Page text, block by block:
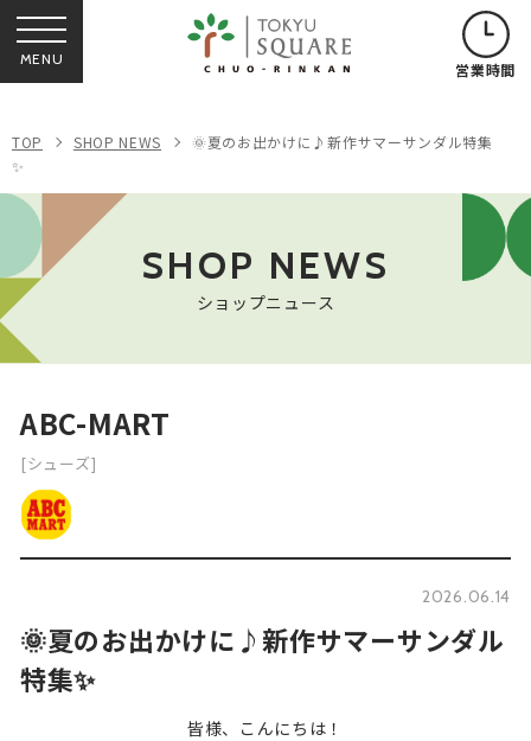
MENU 営業時間
TOP SHOP NEWS
🌞夏のお出かけに♪新作サマーサンダル特集
✨
SHOP NEWS
ショップニュース
ABC-MART
[シューズ]
2026.06.14
🌞夏のお出かけに♪新作サマーサンダル
特集✨
皆様、こんにちは！